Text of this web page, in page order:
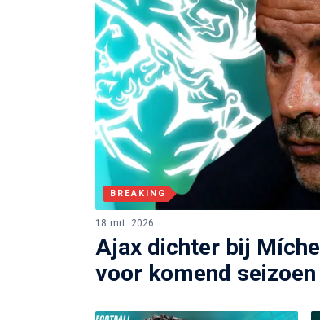
BREAKING
18 mrt. 2026
Ajax dichter bij
voor komend seizoen